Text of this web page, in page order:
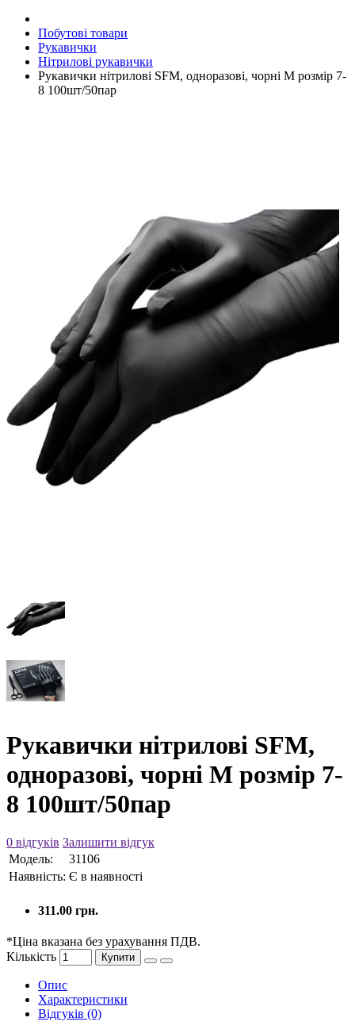
Побутові товари
Рукавички
Нітрилові рукавички
Рукавички нітрилові SFM, одноразові, чорні М розмір 7-
8 100шт/50пар
Рукавички нітрилові SFM,
одноразові, чорні М розмір 7-
8 100шт/50пар
0 відгуків Залишити відгук
Модель:
31106
Наявність: Є в наявності
311.00 грн.
*Ціна вказана без урахування ПДВ.
Кількість
Купити
Опис
Характеристики
Відгуків (0)